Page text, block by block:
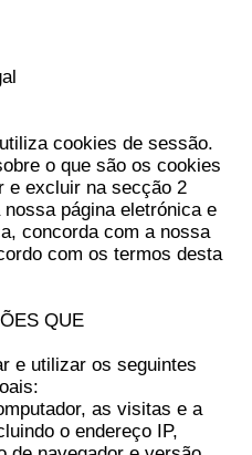
cookies de sessão.
o que são os cookies
e excluir na secção 2
página eletrónica e
concorda com a nossa
com os termos desta
QUE
e utilizar os seguintes
as visitas e a
o endereço IP,